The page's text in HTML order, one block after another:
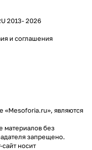
2013- 2026
и соглашения
«Mesoforia.ru», являются
материалов без
запрещено.
носит